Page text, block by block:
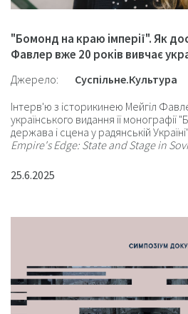
"Бомонд на краю імперії". Як
Фавлер вже 20 років вивчає
Джерело:
Суспільне.Культура
Інтерв'ю з історикинею Мейгіл
українського видання її монографії
держава і сцена у радянській
Empire's Edge: State and Stage in
25.6.2025